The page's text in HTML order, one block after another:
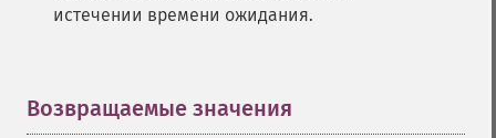
истечении времени ожидания.
Возвращаемые значения